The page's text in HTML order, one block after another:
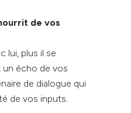
de vos
lui, plus il se
un écho de vos
de dialogue qui
de vos inputs.